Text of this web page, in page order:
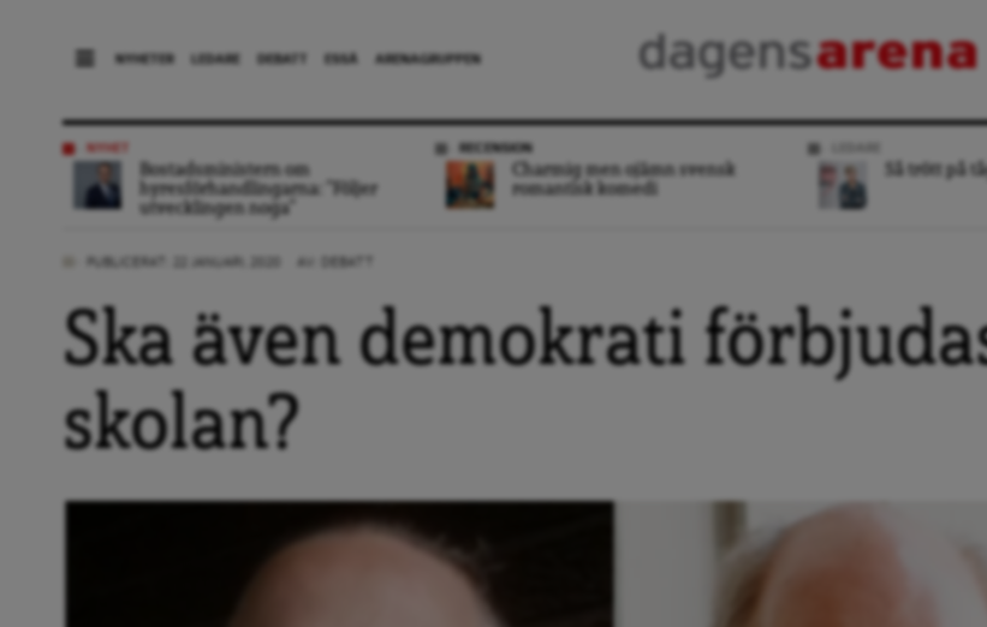
NYHETER LEDARE DEBATT ESSÄ ARENAGRUPPEN
NYHET
Bostadsministern om
hyresförhandlingarna: ”Följer
utvecklingen noga”
RECENSION
Charmig men ojämn svensk
romantisk komedi
Så trött på
Ska även demokrati
skolan?